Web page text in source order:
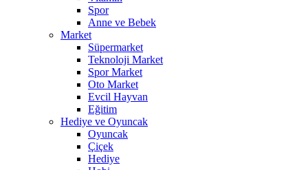
Spor
Anne ve Bebek
Market
Süpermarket
Teknoloji Market
Spor Market
Oto Market
Evcil Hayvan
Eğitim
Hediye ve Oyuncak
Oyuncak
Çiçek
Hediye